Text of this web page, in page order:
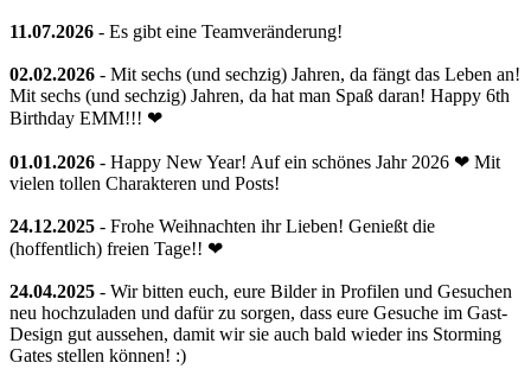
11.07.2026 - Es gibt eine Teamveränderung!
02.02.2026 - Mit sechs (und sechzig) Jahren, da fängt das Leben an!
Mit sechs (und sechzig) Jahren, da hat man Spaß daran! Happy 6th
Birthday EMM!!! ❤
01.01.2026 - Happy New Year! Auf ein schönes Jahr 2026 ❤ Mit
vielen tollen Charakteren und Posts!
24.12.2025 - Frohe Weihnachten ihr Lieben! Genießt die
(hoffentlich) freien Tage!! ❤
24.04.2025 - Wir bitten euch, eure Bilder in Profilen und Gesuchen
neu hochzuladen und dafür zu sorgen, dass eure Gesuche im Gast-
Design gut aussehen, damit wir sie auch bald wieder ins Storming
Gates stellen können! :)